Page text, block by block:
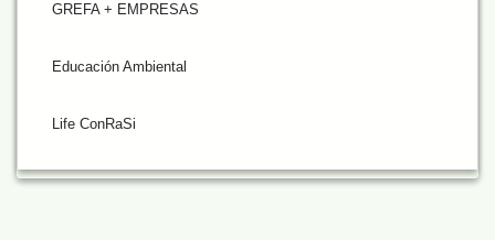
GREFA + EMPRESAS
Educación Ambiental
Life ConRaSi